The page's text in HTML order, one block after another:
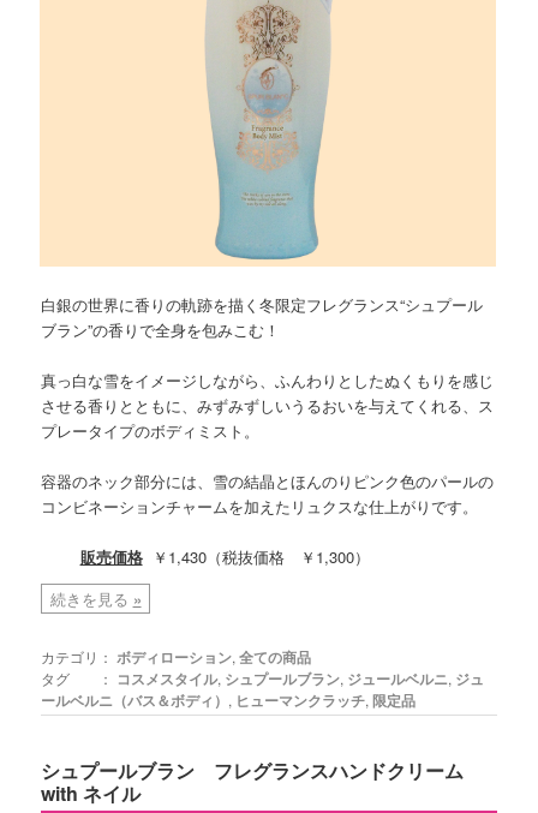
白銀の世界に香りの軌跡を描く冬限定フレグランス“シュプール
ブラン”の香りで全身を包みこむ！
真っ白な雪をイメージしながら、ふんわりとしたぬくもりを感じ
させる香りとともに、みずみずしいうるおいを与えてくれる、ス
プレータイプのボディミスト。
容器のネック部分には、雪の結晶とほんのりピンク色のパールの
コンビネーションチャームを加えたリュクスな仕上がりです。
販売価格￥1,430（税抜価格 ￥1,300）
続きを見る »
カテゴリ： ボディローション,全ての商品
タグ ： コスメスタイル, シュプールブラン, ジュールベルニ, ジュ
ールベルニ（バス＆ボディ） , ヒューマンクラッチ,限定品
シュプールブラン フレグランスハンドクリーム
with ネイル